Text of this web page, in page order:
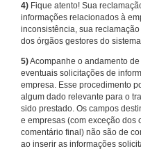
4) Fique atento! Sua
informações relacionados à
inconsistência, sua
dos órgãos gestores do
5)Acompanhe o andamento
eventuais solicitações de
empresa. Esse procedimento
algum dado relevante para o
sido prestado. Os campos
e empresas (com exceção dos
comentário final) não são de
ao inserir as informações